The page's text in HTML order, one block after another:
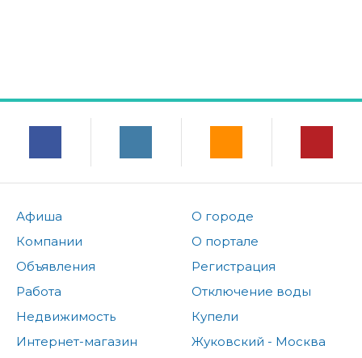
Афиша
Компании
Объявления
Работа
Недвижимость
Интернет-магазин
О городе
О портале
Регистрация
Отключение воды
Купели
Жуковский - Москва